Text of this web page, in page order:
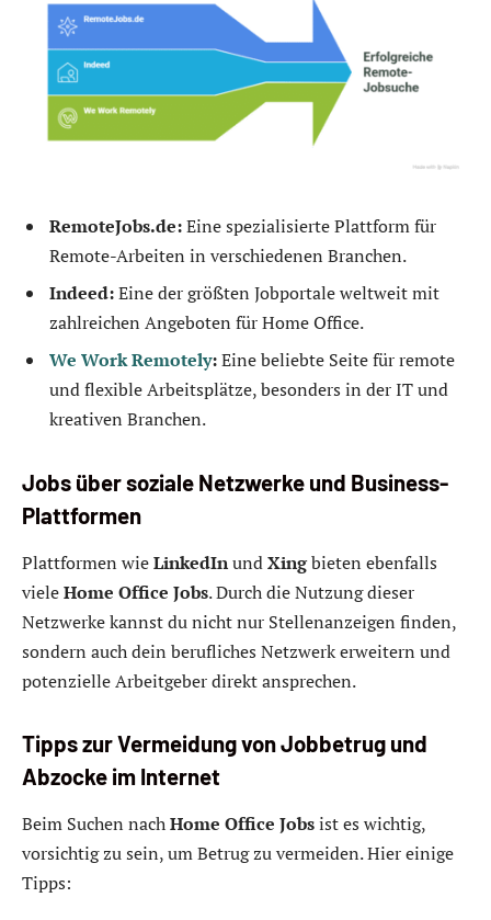
RemoteJobs.de:Eine spezialisierte Plattform für
Remote-Arbeiten in verschiedenen Branchen.
Indeed:Eine der größten Jobportale weltweit mit
zahlreichen Angeboten für Home Office.
We Work Remotely:Eine beliebte Seite für remote
und flexible Arbeitsplätze, besonders in der IT und
kreativen Branchen.
Jobs über soziale Netzwerke und Business-
Plattformen
Plattformen wieLinkedInundXingbieten ebenfalls
vieleHome Office Jobs. Durch die Nutzung dieser
Netzwerke kannst du nicht nur Stellenanzeigen finden,
sondern auch dein berufliches Netzwerk erweitern und
potenzielle Arbeitgeber direkt ansprechen.
Tipps zur Vermeidung von Jobbetrug und
Abzocke im Internet
Beim Suchen nachHome Office Jobsist es wichtig,
vorsichtig zu sein, um Betrug zu vermeiden. Hier einige
Tipps: